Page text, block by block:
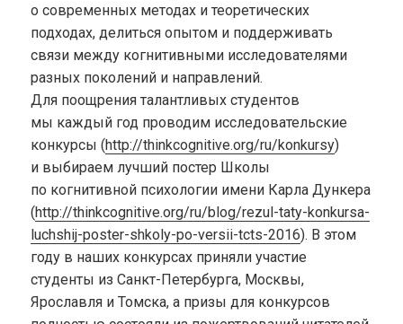
о современных методах и теоретических
подходах, делиться опытом и поддерживать
связи между когнитивными исследователями
разных поколений и направлений.
Для поощрения талантливых студентов
мы каждый год проводим исследовательские
конкурсы (http://thinkcognitive.org/ru/konkursy)
и выбираем лучший постер Школы
по когнитивной психологии имени Карла Дункера
(http://thinkcognitive.org/ru/blog/rezul-taty-konkursa-
luchshij-poster-shkoly-po-versii-tcts-2016). В этом
году в наших конкурсах приняли участие
студенты из Санкт-Петербурга, Москвы,
Ярославля и Томска, а призы для конкурсов